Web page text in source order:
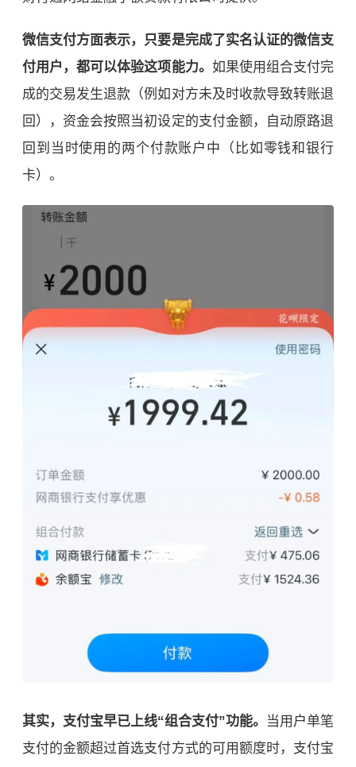
微信支付方面表示，只要是完成了实名认证的微信支
付用户，都可以体验这项能力。 如果使用组合支付完
成的交易发生退款（例如对方未及时收款导致转账退
回），资金会按照当初设定的支付金额，自动原路退
回到当时使用的两个付款账户中（比如零钱和银行
卡）。
其实，支付宝早已上线“组合支付”功能。
当用户单笔
支付的金额超过首选支付方式的可用额度时，支付宝